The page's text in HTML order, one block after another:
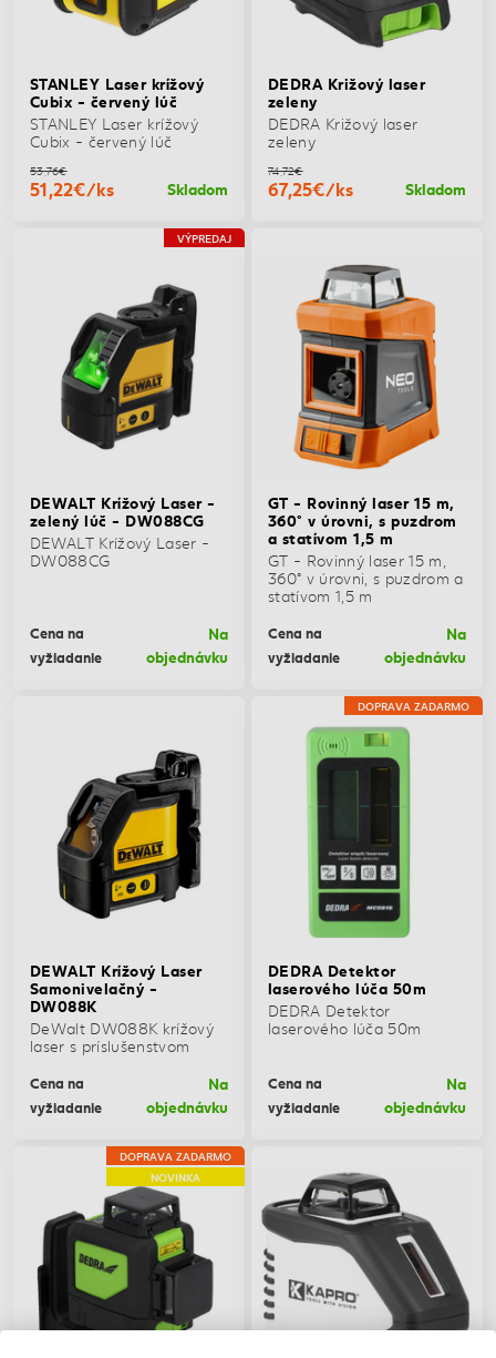
STANLEY Laser krížový
Cubix - červený lúč
STANLEY Laser krížový
Cubix - červený lúč
53,76€
51,22€/ks Skladom
DEDRA Križový laser
zeleny
DEDRA Križový laser
zeleny
74,72€
67,25€/ks Skladom
VÝPREDAJ
DEWALT Krížový Laser -
zelený lúč - DW088CG
DEWALT Krížový Laser -
DW088CG
Cena na
vyžiadanie
Na
objednávku
GT - Rovinný laser 15 m,
360° v úrovni, s puzdrom
a statívom 1,5 m
GT - Rovinný laser 15 m,
360° v úrovni, s puzdrom a
statívom 1,5 m
Cena na
vyžiadanie
Na
objednávku
DEWALT Krížový Laser
Samonivelačný -
DW088K
DeWalt DW088K krížový
laser s príslušenstvom
Cena na
vyžiadanie
Na
objednávku
DOPRAVA ZADARMO
DEDRA Detektor
laserového lúča 50m
DEDRA Detektor
laserového lúča 50m
Cena na
vyžiadanie
Na
objednávku
DOPRAVA ZADARMO
NOVINKA